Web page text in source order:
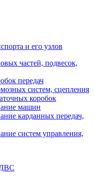
и его узлов
частей, подвесок,
передач
систем, сцепления
коробок
машин
карданных передач,
систем управления,
ДВС